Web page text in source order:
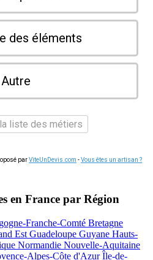
des éléments
Autre
liste des métiers
parViteUnDevis.com -Vous êtes un artisan ?
en France par Région
Franche-Comté Bretagne
Est Guadeloupe Guyane Hauts-
Normandie Nouvelle-Aquitaine
Alpes-Côte d'AzurÎle-de-